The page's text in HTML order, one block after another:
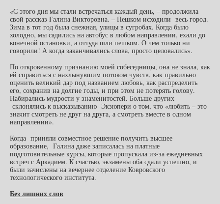
«С этого дня мы стали встречаться каждый день, – продолжила
свой рассказ Галина Викторовна. – Пешком исходили весь город.
Зима в тот год была снежная, улицы в сугробах. Когда было
холодно, мы садились на автобус в любом направлении, ехали до
конечной остановки, а оттуда шли пешком. О чем только ни
говорили! А когда заканчивались слова, просто целовались».
По откровенному признанию моей собеседницы, она не знала, как
ей справиться с нахлынувшим потоком чувств, как правильно
оценить великий дар под названием любовь, как распределить
его, сохранив на долгие годы, и при этом не потерять голову.
Набирались мудрости у знаменитостей. Больше других
склонялись к высказыванию Экзюпери о том, что «любить – это
значит смотреть не друг на друга, а смотреть вместе в одном
направлении».
Когда приняли совместное решение получить высшее
образование, Галина даже записалась на платные
подготовительные курсы, которые пропускала из-за ежедневных
встреч с Аркадием. К счастью, экзамены оба сдали успешно, и
были зачислены на вечернее отделение Ковровского
технологического института.
Без лишних слов